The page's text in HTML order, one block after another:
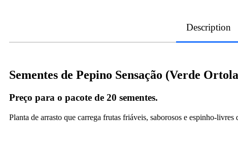
Description
Sementes de Pepino Sensação (Verde
Preço para o pacote de 20 sementes.
Planta de arrasto que carrega frutas friáveis, saborosos e espinho-